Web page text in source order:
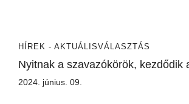
HÍREK - AKTUÁLISVÁLASZTÁS
Nyitnak a szavazókörök, kezdődik
2024. június. 09.